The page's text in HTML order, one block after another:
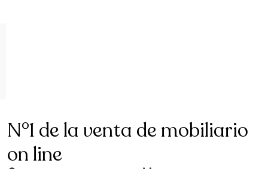
N°1 de la venta de mobiliario
on line